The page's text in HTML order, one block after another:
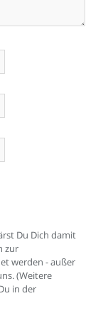
Du Dich damit
zur
werden - außer
(Weitere
in der